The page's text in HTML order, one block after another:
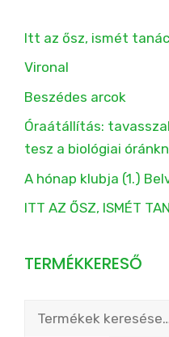
Itt az ősz, ismét
Vironal
Beszédes arcok
Óraátállítás:
tesz a biológiai
A hónap klubja (1.)
ITT AZ ŐSZ, ISMÉT
TERMÉKKERESŐ
Keresés